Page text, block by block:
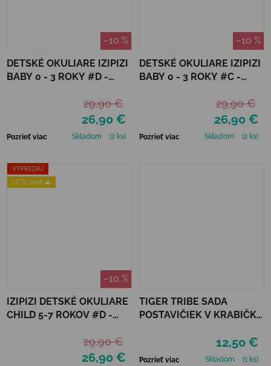
–10 %
DETSKÉ OKULIARE IZIPIZI
BABY 0 - 3 ROKY #D -
26,90 €
29,90 €
Pozrieť viac Skladom (2 ks)
–10 %
DETSKÉ OKULIARE IZIPIZI
BABY 0 - 3 ROKY #C -
26,90 €
29,90 €
Pozrieť viac Skladom (2 ks)
VÝPREDAJ
LETO 2026 🌊
–10 %
IZIPIZI DETSKÉ OKULIARE
CHILD 5-7 ROKOV #D -
26,90 €
29,90 €
TIGER TRIBE SADA
POSTAVIČIEK V KRABIČKE
12,50 €
Pozrieť viac Skladom (1 ks)